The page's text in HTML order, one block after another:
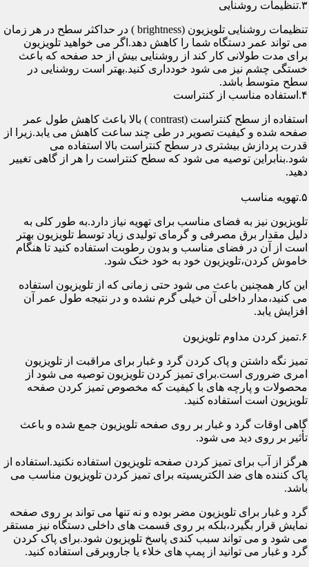
۳.تنظیمات روشنایی
تنظیمات روشنایی تلویزیون (brightness ) در حداکثر سطح در هر زمان
می تواند عمر دستگاه شما را کاهش دهد.اگر می خواهید تلویزیون
برای مدت طولانی کار کند از روشنایی بیش از حد صفحه که باعث
خستگی چشم نیز می شود خودداری کنید.بهتر است روشنایی در
سطح متوسط باشد.
۴.استفاده مناسب از کنتراست
استفاده از سطح کنتراست (contrast ) بالا باعث کاهش طول عمر
صفحه شده و کیفیت تصویر در طی چند ساعت کاهش می یابد.زیرا از
قدرت پردازش بیشتری در سطح کنتراست بالا استفاده می
شود.بنابراین توصیه می شود که سطح کنتراست را هر از گاهی تغییر
دهید.
۵.تهویه مناسب
تلویزیون نیز به فضای مناسب برای تهویه نیاز دارد.به طور کلی به
دلیل مقدار برق مصرفی و گرمای تولیدی زیاد توسط تلویزیون بهتر
است از آن در فضای مناسب و بدون رطوبت استفاده کنید تا هنگام
خاموش کردن،تلویزیون خود به خود خنک شود.
این کار همچنین باعث می شود حتی زمانی که از تلویزیون استفاده
می کنید،مدار داخلی آن خیلی گرم نشده و در نتیجه طول عمر آن
افزایش یابد.
۶.تمیز کردن مداوم تلویزیون
تمیز نگه داشتن و پاک کردن گرد و غبار برای مراقبت از تلویزیون
امری ضروری است.برای تمیز کردن تلویزیون توصیه می شود از
محصولات و پارچه های با کیفیت که مخصوص تمیز کردن صفحه
تلویزیون است استفاده کنید.
گاهی اوقات گرد و غبار بر روی صفحه تلویزیون جمع شده و باعث
تأثیر بر روی دید می شود.
هرگز از آب برای تمیز کردن صفحه تلویزیون استفاده نکنید.استفاده از
پاک کننده های ضد الکتریسیته برای تمیز کردن تلویزیون مناسب می
باشد.
گرد و غبار برای تلویزیون مضر بوده و نه تنها می تواند بر روی صفحه
نمایش قرار بگیرد،بلکه بر روی قسمت های داخلی دستگاه نیز مستقر
می شود و می تواند سبب کندی پاسخ تلویزیون شود.برای پاک کردن
گرد و غبار می توانید از پمپ های خلاء یا جاروبرقی استفاده کنید.